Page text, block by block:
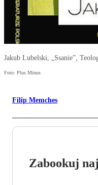
Jakub Lubelski, „Ssanie”,
Foto: Plus Minus
Filip Memches
Zabookuj